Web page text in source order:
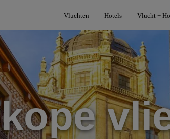
Vluchten Hotels Vlucht +